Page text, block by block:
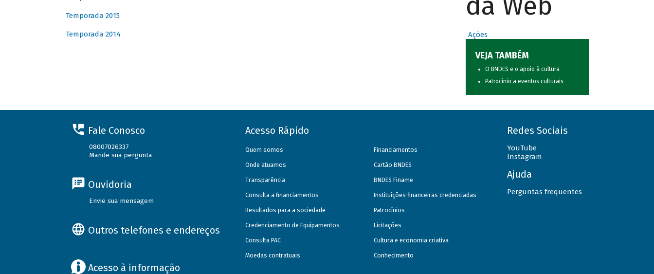
Temporada 2015
Temporada 2014 Ações
VEJA TAMBÉM
O BNDES e o apoio à cultura
Patrocínio a eventos culturais
Fale Conosco
08007026337
Mande sua pergunta
Ouvidoria
Envie sua mensagem
Outros telefones e endereços
Acesso à informação
Acesso Rápido
Quem somos
Onde atuamos
Transparência
Consulta a financiamentos
Resultados para a sociedade
Credenciamento de Equipamentos
Consulta PAC
Moedas contratuais
Financiamentos
Cartão BNDES
BNDES Finame
Instituições financeiras credenciadas
Patrocínios
Licitações
Cultura e economia criativa
Conhecimento
Redes Sociais
YouTube
Instagram
Ajuda
Perguntas frequentes